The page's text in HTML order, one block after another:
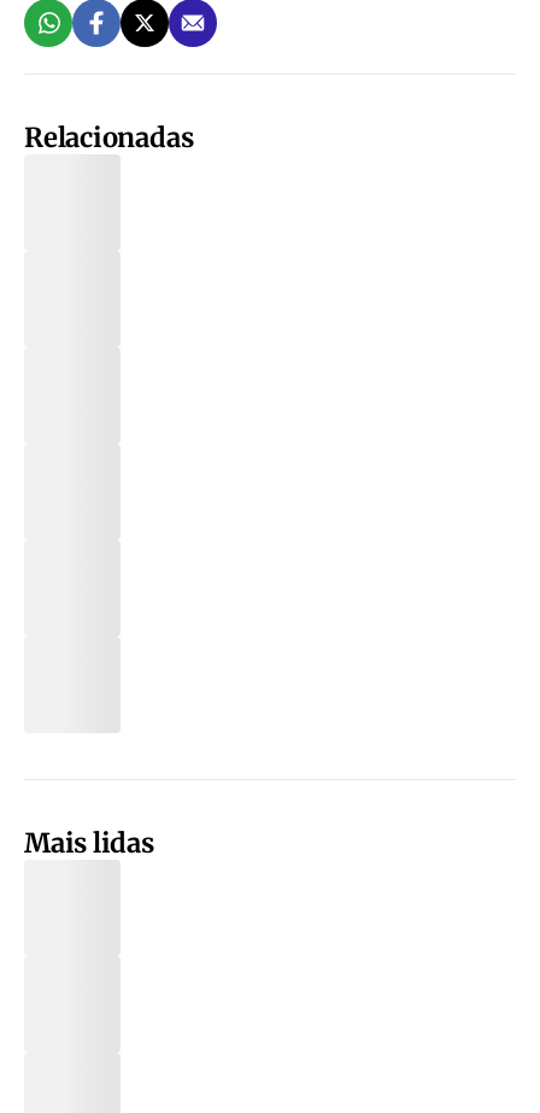
Relacionadas
Mais lidas